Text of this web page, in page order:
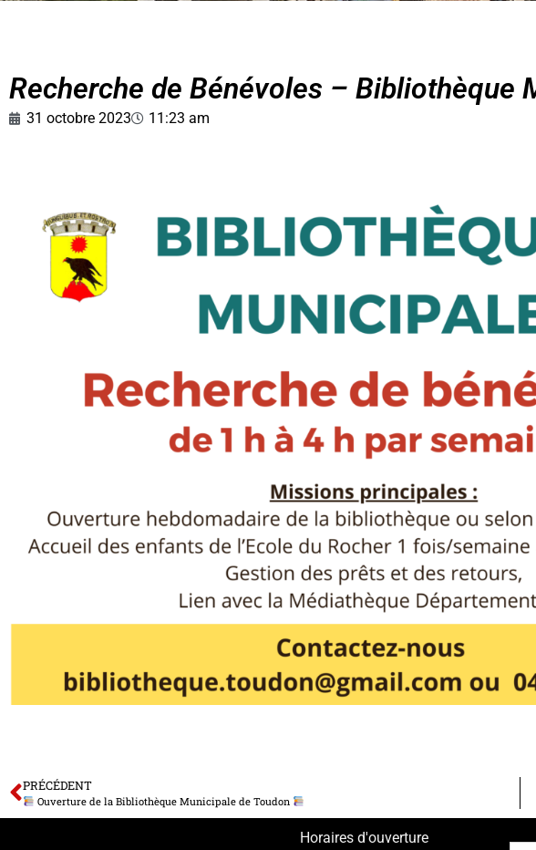
Recherche de Bénévoles – Bibliothèque
31 octobre 2023 11:23 am
PRÉCÉDENT
Ouverture de la Bibliothèque Municipale de Toudon
Horaires d'ouverture